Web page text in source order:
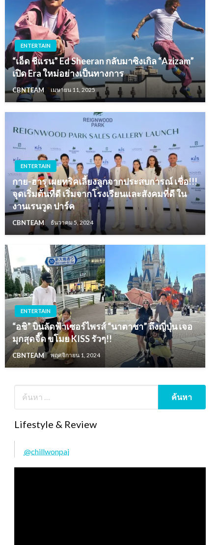
ENTERTAIN
“เอ็ด ชีแรน” Ed Sheeran กลับมาซิงเกิล “Azizam”
เปิด Era ใหม่อย่างเป็นทางการ
CBNTEAM เมษายน 11, 2025
ENTERTAIN
กาย-ฮารุ เผยทริคเลี้ยงลูกจากประสบการณ์ เชื่อ!!!
จุดเริ่มต้นที่ดี เริ่มจากโรงเรียนและสังคมที่ดี ใน
งานเรนวูด ปาร์ค
CBNTEAM ธันวาคม 5, 2024
ENTERTAIN
“อชิ” บินลัดฟ้าเซอร์ไพรส์ “นาตาชา” ถึงญี่ปุ่น เจอ
มุกสุดจี๊ด ขโมย KISS รัวๆ!!
CBNTEAM พฤศจิกายน 1, 2024
Lifestyle & Review
@chillwonpai